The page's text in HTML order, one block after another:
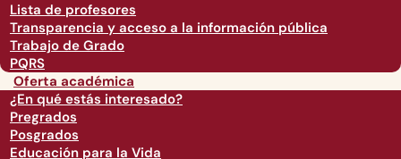
Lista de profesores
Transparencia y acceso a la información pública
Trabajo de Grado
PQRS
Oferta académica
¿En qué estás interesado?
Pregrados
Posgrados
Educación para la Vida